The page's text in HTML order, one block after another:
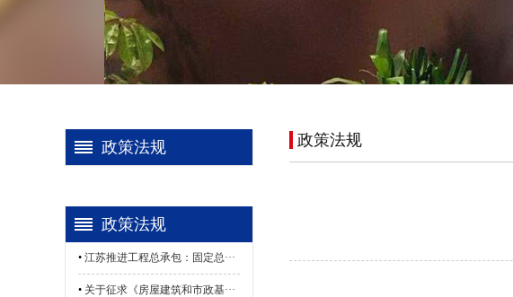
政策法规
政策法规
• 江苏推进工程总承包：固定总···
• 关于征求《房屋建筑和市政基···
政策法规